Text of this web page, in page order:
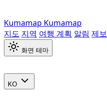
Kumamap Kumamap
지도 지역 여행 계획 알림 제보
화면 테마
KO